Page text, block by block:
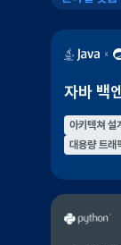
자바 백
아키텍쳐 설계
대용량 트래